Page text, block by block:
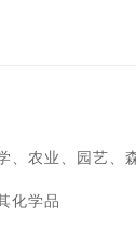
、农业、园艺、
化学品